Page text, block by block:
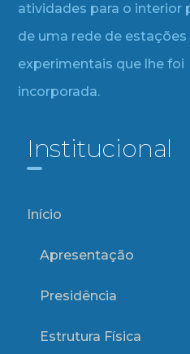
atividades para o interior
de uma rede de estações
experimentais que lhe foi
incorporada.
Institucional
Início
Apresentação
Presidência
Estrutura Física